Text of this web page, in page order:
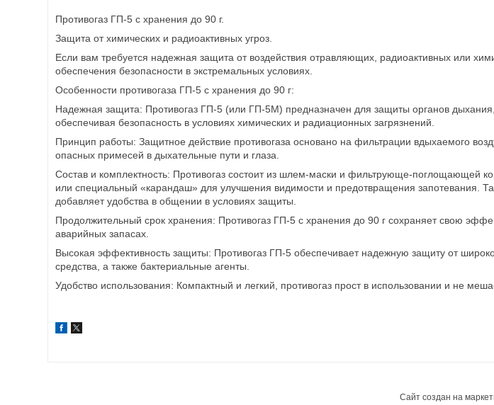
Противогаз ГП-5 с хранения до 90 г.
Защита от химических и радиоактивных угроз.
Если вам требуется надежная защита от воздействия отравляющих, радиоактивных или
обеспечения безопасности в экстремальных условиях.
Особенности противогаза ГП-5 с хранения до 90 г:
Надежная защита: Противогаз ГП-5 (или ГП-5М) предназначен для защиты органов
обеспечивая безопасность в условиях химических и радиационных загрязнений.
Принцип работы: Защитное действие противогаза основано на фильтрации вдыхаемого
опасных примесей в дыхательные пути и глаза.
Состав и комплектность: Противогаз состоит из шлем-маски и фильтрующе-поглощающей
или специальный «карандаш» для улучшения видимости и предотвращения запотевания.
добавляет удобства в общении в условиях защиты.
Продолжительный срок хранения: Противогаз ГП-5 с хранения до 90 г сохраняет свою
аварийных запасах.
Высокая эффективность защиты: Противогаз ГП-5 обеспечивает надежную защиту от
средства, а также бактериальные агенты.
Удобство использования: Компактный и легкий, противогаз прост в использовании и не
Сайт создан на